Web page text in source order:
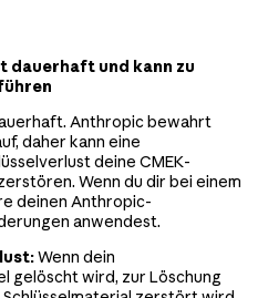
dauerhaft und kann zu
Anthropic bewahrt
daher kann eine
deine CMEK-
Wenn du dir bei einem
deinen Anthropic-
anwendest.
Wenn dein
gelöscht wird, zur Löschung